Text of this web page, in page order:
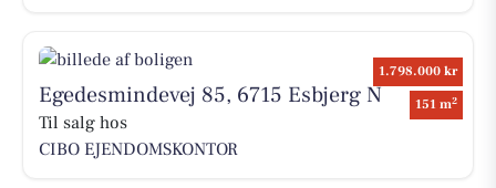
1.798.000 kr
151 m2
Egedesmindevej 85, 6715 Esbjerg N
Til salg hos
CIBO EJENDOMSKONTOR